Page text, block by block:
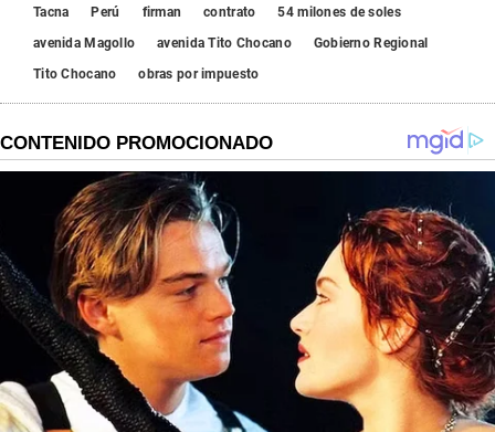
Tacna Perú firman contrato
54 milones de soles
avenida Magollo
avenida Tito Chocano
Gobierno Regional
Tito Chocano
obras por impuesto